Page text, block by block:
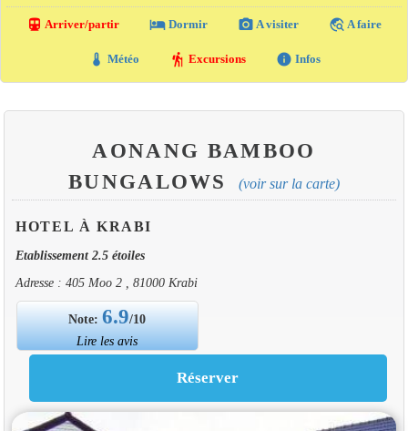
directions_transit Arriver/partir local_hotel Dormir photo_camera A visiter travel_explore A faire
thermostat Météo hiking Excursions info Infos
AONANG BAMBOO
BUNGALOWS
(voir sur la carte)
HOTEL À KRABI
Etablissement 2.5 étoiles
Adresse : 405 Moo 2 , 81000 Krabi
Note:6.9/10
Lire les avis